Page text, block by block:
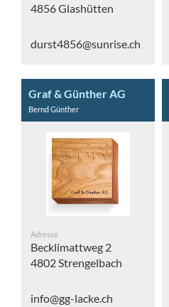
4856 Glashütten
durst4856@sunrise.ch
Graf & Günther AG
Bernd Günther
Adresse
Becklimattweg 2
4802 Strengelbach
info@gg-lacke.ch